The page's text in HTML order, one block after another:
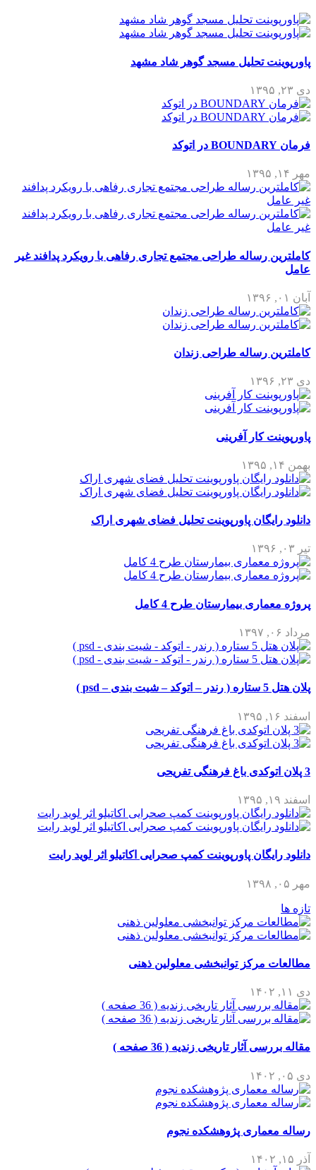
پاورپوینت تحلیل مسجد گوهر شاد مشهد
دی ۲۳, ۱۳۹۵
فرمان BOUNDARY در اتوکد
مهر ۱۴, ۱۳۹۵
کاملترین رساله طراحی مجتمع تجاری رفاهی با رویکرد پدافند غیر
عامل
آبان ۰۱, ۱۳۹۶
کاملترین رساله طراحی زندان
دی ۲۳, ۱۳۹۶
پاورپوینت کار آفرینی
بهمن ۱۴, ۱۳۹۵
دانلود رایگان پاورپوینت تحلیل فضای شهری اراک
تیر ۰۳, ۱۳۹۶
پروژه معماری بیمارستان طرح 4 کامل
مرداد ۰۶, ۱۳۹۷
پلان هتل 5 ستاره ( رندر – اتوکد – شیت بندی – psd )
اسفند ۱۶, ۱۳۹۵
3 پلان اتوکدی باغ فرهنگی تفریحی
اسفند ۱۹, ۱۳۹۵
دانلود رایگان پاورپوینت کمپ صحرایی اکاتیلو اثر لوید رایت
مهر ۰۵, ۱۳۹۸
تازه ها
مطالعات مرکز توانبخشی معلولین ذهنی
دی ۱۱, ۱۴۰۲
مقاله بررسی آثار تاریخی زندیه ( 36 صفحه )
دی ۰۵, ۱۴۰۲
رساله معماری پژوهشکده نجوم
آذر ۱۵, ۱۴۰۲